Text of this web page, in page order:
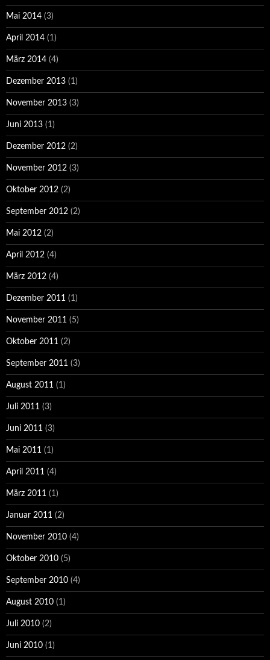
Mai 2014 (3)
April 2014 (1)
März 2014 (4)
Dezember 2013 (1)
November 2013 (3)
Juni 2013 (1)
Dezember 2012 (2)
November 2012 (3)
Oktober 2012 (2)
September 2012 (2)
Mai 2012 (2)
April 2012 (4)
März 2012 (4)
Dezember 2011 (1)
November 2011 (5)
Oktober 2011 (2)
September 2011 (3)
August 2011 (1)
Juli 2011 (3)
Juni 2011 (3)
Mai 2011 (1)
April 2011 (4)
März 2011 (1)
Januar 2011 (2)
November 2010 (4)
Oktober 2010 (5)
September 2010 (4)
August 2010 (1)
Juli 2010 (2)
Juni 2010 (1)